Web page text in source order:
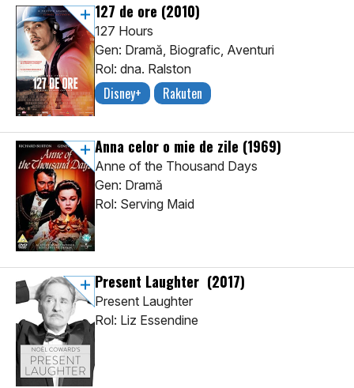
127 de ore (2010)
127 Hours
Gen: Dramă, Biografic, Aventuri
Rol: dna. Ralston
Disney+ Rakuten
Anna celor o mie de zile (1969)
Anne of the Thousand Days
Gen: Dramă
Rol: Serving Maid
Present Laughter (2017)
Present Laughter
Rol: Liz Essendine